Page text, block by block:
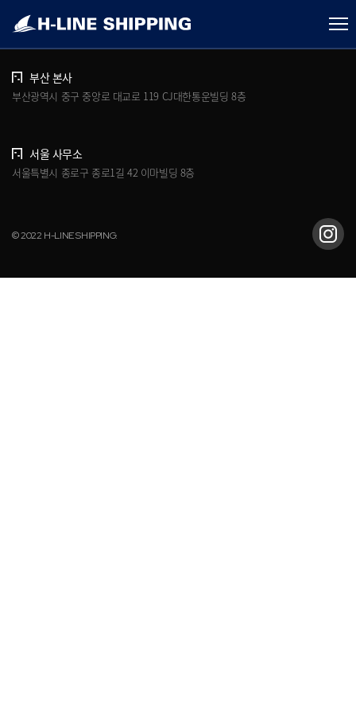
개인정보처리방침 브로슈어 다운로드
부산 본사
부산광역시 중구 중앙로 대교로 119 CJ대한통운빌딩 8층
서울 사무소
서울특별시 종로구 종로1길 42 이마빌딩 8층
© 2022 H-LINE SHIPPING.